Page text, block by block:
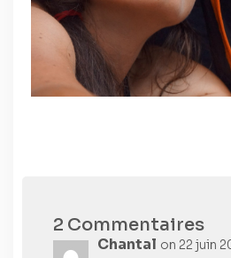
2 Commentaires
Chantal on 22 juin